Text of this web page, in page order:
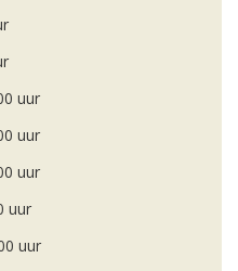
uur
uur
uur
uur
uur